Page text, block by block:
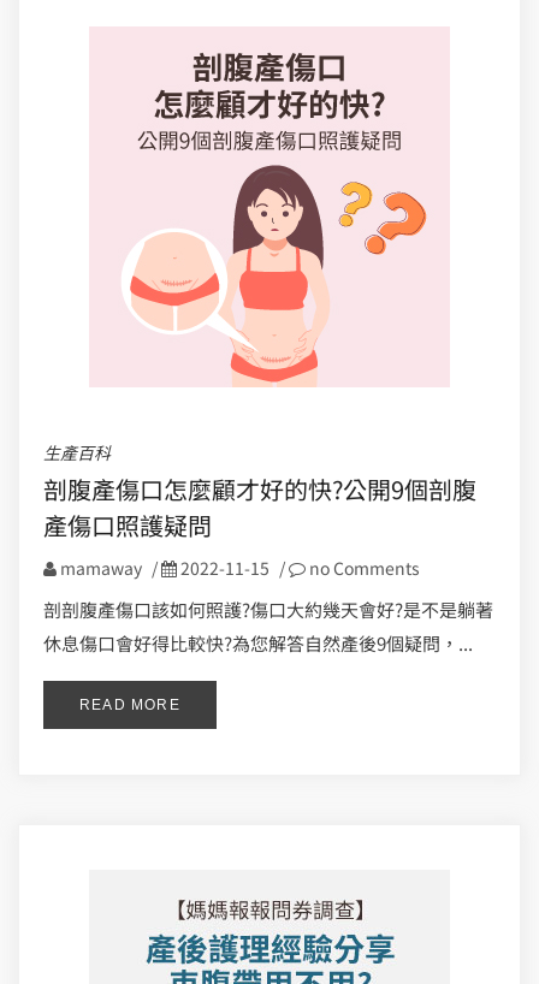
生產百科
剖腹產傷口怎麼顧才好的快?公開9個剖腹
產傷口照護疑問
mamaway / 2022-11-15 / no Comments
剖剖腹產傷口該如何照護?傷口大約幾天會好?是不是躺著
休息傷口會好得比較快?為您解答自然產後9個疑問，...
READ MORE